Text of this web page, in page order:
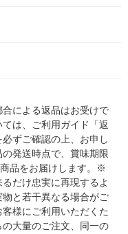
による返品はお受けで
は、ご利用ガイド「返
ずご確認の上、お申し
発送時点で、賞味期限
品をお届けします。※
だけ忠実に再現するよ
と若干異なる場合がご
様にご利用いただくた
大量のご注文、同一の